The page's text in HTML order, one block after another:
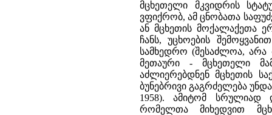
მცხეთელი მკვიდრის
ვფიქრობ, ამ ცნობათა
ან მცხეთის მოქალაქეთა
ჩანს, უცხოების
სამხედრო (შესაძლოა, არა
მეთაური - მცხეთელი
აძლიერებდნენ მცხეთის
ბუნებრივი გაგრძელება
1958). ამიტომ სრულიად
რომელთა მიხედვით